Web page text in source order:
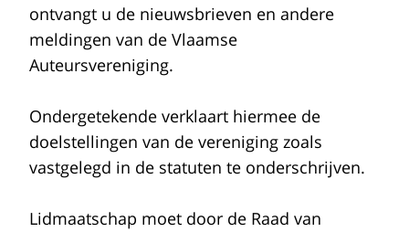
ontvangt u de nieuwsbrieven en andere
meldingen van de Vlaamse
Auteursvereniging.
Ondergetekende verklaart hiermee de
doelstellingen van de vereniging zoals
vastgelegd in de statuten te onderschrijven.
Lidmaatschap moet door de Raad van